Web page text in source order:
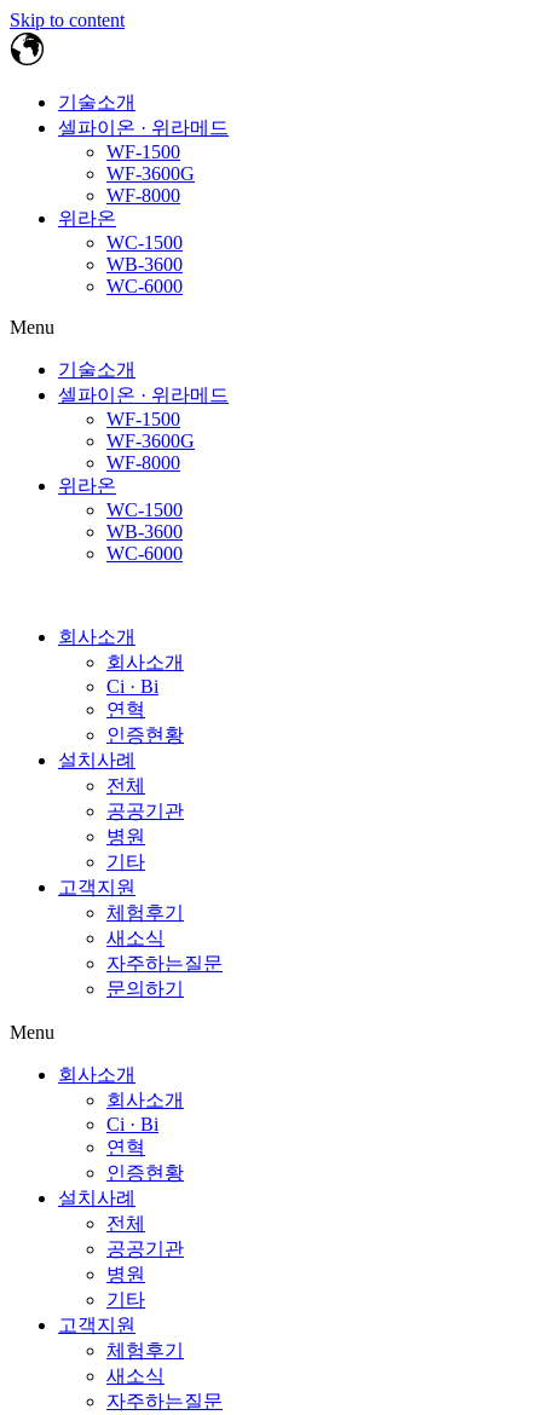
Skip to content
기술소개
셀파이온 · 위라메드
WF-1500
WF-3600G
WF-8000
위라온
WC-1500
WB-3600
WC-6000
Menu
기술소개
셀파이온 · 위라메드
WF-1500
WF-3600G
WF-8000
위라온
WC-1500
WB-3600
WC-6000
회사소개
회사소개
Ci · Bi
연혁
인증현황
설치사례
전체
공공기관
병원
기타
고객지원
체험후기
새소식
자주하는질문
문의하기
Menu
회사소개
회사소개
Ci · Bi
연혁
인증현황
설치사례
전체
공공기관
병원
기타
고객지원
체험후기
새소식
자주하는질문